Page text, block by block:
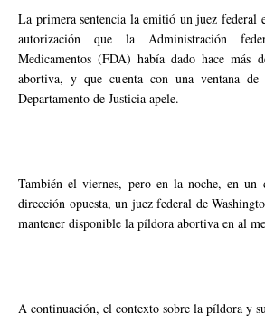
La primera sentencia la emitió un juez federal
autorización que la Administración
Medicamentos (FDA) había dado hace más
abortiva, y que cuenta con una ventana
Departamento de Justicia apele.
También el viernes, pero en la noche, en un
dirección opuesta, un juez federal de
mantener disponible la píldora abortiva en al
A continuación, el contexto sobre la píldora y